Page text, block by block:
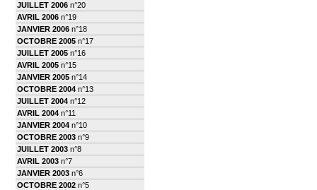
JUILLET 2006 n°20
AVRIL 2006 n°19
JANVIER 2006 n°18
OCTOBRE 2005 n°17
JUILLET 2005 n°16
AVRIL 2005 n°15
JANVIER 2005 n°14
OCTOBRE 2004 n°13
JUILLET 2004 n°12
AVRIL 2004 n°11
JANVIER 2004 n°10
OCTOBRE 2003 n°9
JUILLET 2003 n°8
AVRIL 2003 n°7
JANVIER 2003 n°6
OCTOBRE 2002 n°5